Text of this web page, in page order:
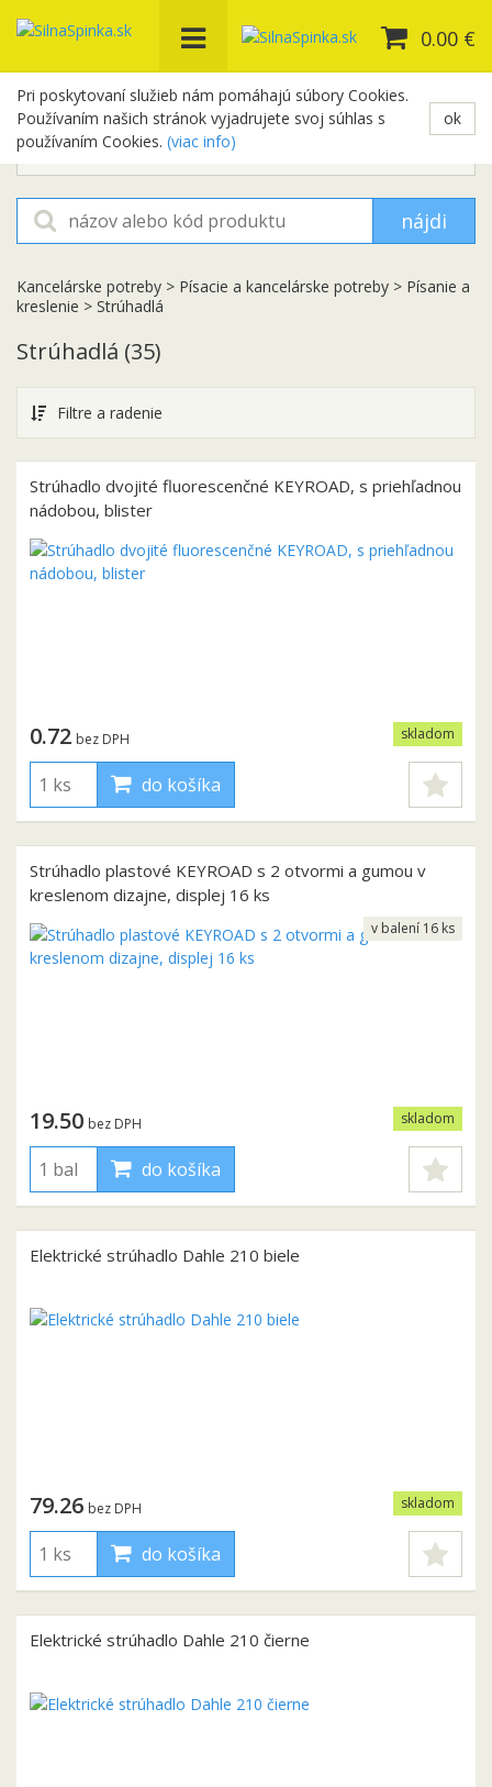
Pri poskytovaní služieb nám pomáhajú súbory Cookies.
Používaním našich stránok vyjadrujete svoj súhlas s
používaním Cookies. (viac info)
ok
0.00 €
+421 948 654 329
objednavky@silnaspinka.sk
nájdi
Kancelárske potreby > Písacie a kancelárske potreby > Písanie a
kreslenie > Strúhadlá
Strúhadlá (35)
Filtre a radenie
Strúhadlo dvojité fluorescenčné KEYROAD, s priehľadnou
nádobou, blister
skladom
0.72 bez DPH
do košíka
Strúhadlo plastové KEYROAD s 2 otvormi a gumou v
kreslenom dizajne, displej 16 ks
skladom
19.50 bez DPH
do košíka
v balení 16 ks
Elektrické strúhadlo Dahle 210 biele
skladom
79.26 bez DPH
do košíka
Elektrické strúhadlo Dahle 210 čierne